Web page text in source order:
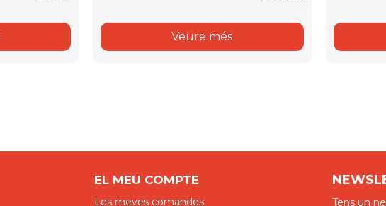
Veure més
EL MEU COMPTE
Les meves comandes Tens un